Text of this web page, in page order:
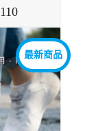
110
最新商品